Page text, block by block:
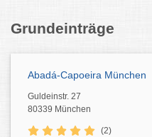
Grundeinträge
Abadá-Capoeira München
Guldeinstr. 27
80339 München
(2)